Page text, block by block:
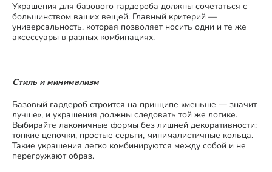
Украшения для базового гардероба должны сочетаться с
большинством ваших вещей. Главный критерий —
универсальность, которая позволяет носить одни и те же
аксессуары в разных комбинациях.
Стиль и минимализм
Базовый гардероб строится на принципе «меньше — значит
лучше», и украшения должны следовать той же логике.
Выбирайте лаконичные формы без лишней декоративности:
тонкие цепочки, простые серьги, минималистичные кольца.
Такие украшения легко комбинируются между собой и не
перегружают образ.